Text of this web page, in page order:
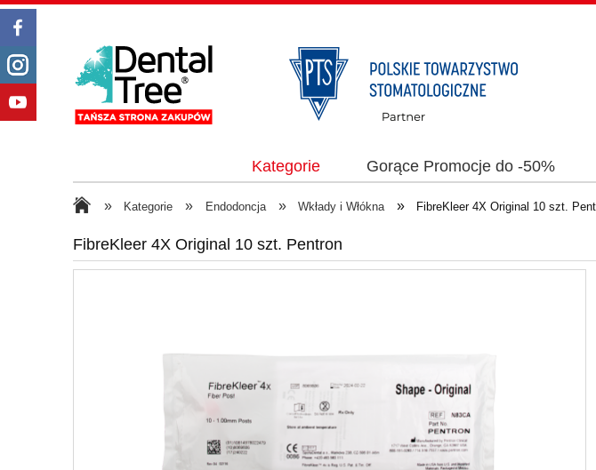
Kategorie Gorące Promocje do -50%
» Kategorie » Endodoncja » Wkłady i Włókna » FibreKleer 4X Original 10 szt.
FibreKleer 4X Original 10 szt. Pentron